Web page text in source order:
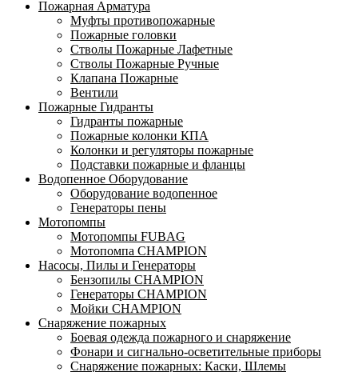
Пожарная Арматура
Муфты противопожарные
Пожарные головки
Стволы Пожарные Лафетные
Стволы Пожарные Ручные
Клапана Пожарные
Вентили
Пожарные Гидранты
Гидранты пожарные
Пожарные колонки КПА
Колонки и регуляторы пожарные
Подставки пожарные и фланцы
Водопенное Оборудование
Оборудование водопенное
Генераторы пены
Мотопомпы
Мотопомпы FUBAG
Мотопомпа CHAMPION
Насосы, Пилы и Генераторы
Бензопилы CHAMPION
Генераторы CHAMPION
Мойки CHAMPION
Снаряжение пожарных
Боевая одежда пожарного и снаряжение
Фонари и сигнально-осветительные приборы
Снаряжение пожарных: Каски, Шлемы